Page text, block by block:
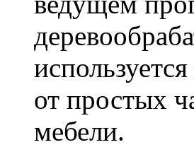
от простых
мебели.